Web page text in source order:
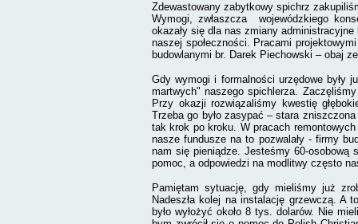
Zdewastowany zabytkowy spichrz
Wymogi, zwłaszcza
wojewódzkiego
okazały się dla nas zmiany
naszej społeczności. Pracami
budowlanymi br. Darek Piechowski – obaj
Gdy wymogi i formalności urzędowe były
martwych" naszego spichlerza.
Przy okazji rozwiązaliśmy kwestię
Trzeba go było zasypać – stara
tak krok po kroku. W pracach
nasze fundusze na to pozwalały - firmy
nam się pieniądze. Jesteśmy 60-osobową
pomoc, a odpowiedzi na modlitwy często
Pamiętam sytuację, gdy mieliśmy już
Nadeszła kolej na instalację grzewczą. A
było wyłożyć około 8 tys. dolarów. Nie